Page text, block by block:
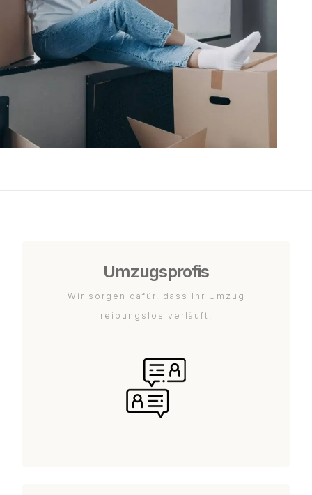
Umzugsprofis
Wir sorgen dafür, dass Ihr Umzug
reibungslos verläuft.